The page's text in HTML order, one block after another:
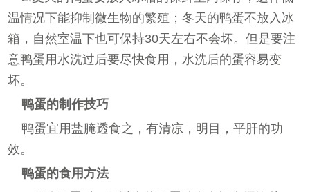
温情况下能抑制微生物的繁殖；冬天的鸭蛋不放入冰
箱，自然室温下也可保持30天左右不会坏。但是要注
意鸭蛋用水洗过后要尽快食用，水洗后的蛋容易变
坏。
鸭蛋的制作技巧
鸭蛋宜用盐腌透食之，有清凉，明目，平肝的功
效。
鸭蛋的食用方法